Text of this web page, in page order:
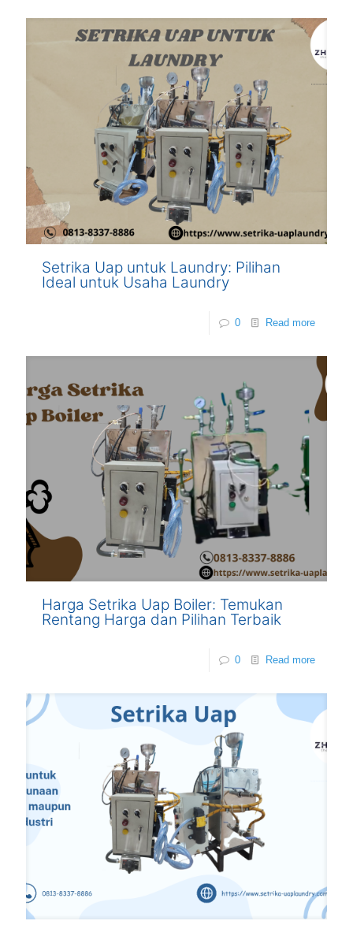
Setrika Uap untuk Laundry: Pilihan
Ideal untuk Usaha Laundry
0 Read more
Harga Setrika Uap Boiler: Temukan
Rentang Harga dan Pilihan Terbaik
0 Read more